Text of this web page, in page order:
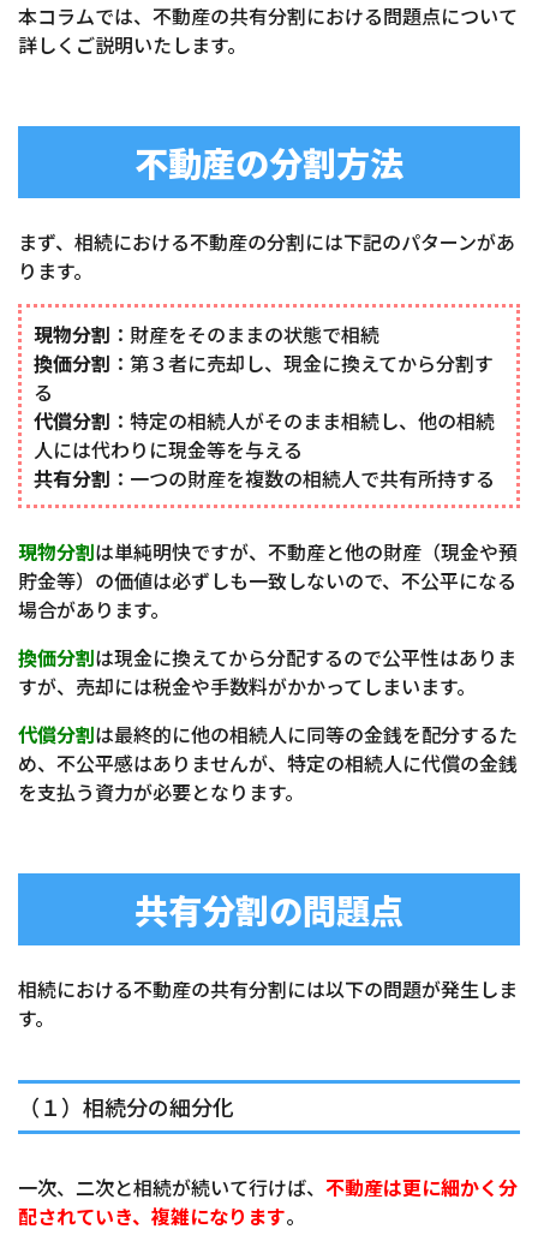
本コラムでは、不動産の共有分割における問題点について
詳しくご説明いたします。
不動産の分割方法
まず、相続における不動産の分割には下記のパターンがあ
ります。
現物分割 ：財産をそのままの状態で相続
換価分割 ：第３者に売却し、現金に換えてから分割す
る
代償分割 ：特定の相続人がそのまま相続し、他の相続
人には代わりに現金等を与える
共有分割 ：一つの財産を複数の相続人で共有所持する
現物分割は単純明快ですが、不動産と他の財産（現金や預
貯金等）の価値は必ずしも一致しないので、不公平になる
場合があります。
換価分割は現金に換えてから分配するので公平性はありま
すが、売却には税金や手数料がかかってしまいます。
代償分割は最終的に他の相続人に同等の金銭を配分するた
め、不公平感はありませんが、特定の相続人に代償の金銭
を支払う資力が必要となります。
共有分割の問題点
相続における不動産の共有分割には以下の問題が発生しま
す。
（１）相続分の細分化
一次、二次と相続が続いて行けば、 不動産は更に細かく分
配されていき、複雑になります。